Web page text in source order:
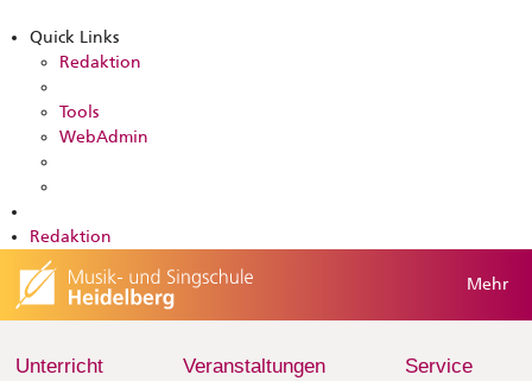
Quick Links
Redaktion
Tools
WebAdmin
Redaktion
Mehr
Unterricht Veranstaltungen Service